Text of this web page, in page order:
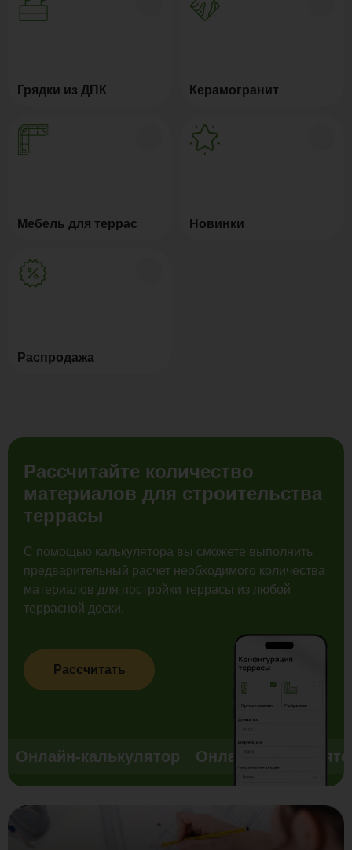
Грядки из ДПК Керамогранит
Мебель для террас Новинки
Распродажа
Рассчитайте количество
материалов для строительства
террасы
С помощью калькулятора вы сможете выполнить
предварительный расчет необходимого количества
материалов для постройки террасы из любой
террасной доски.
Рассчитать
Онлайн-калькулятор Онлайн-